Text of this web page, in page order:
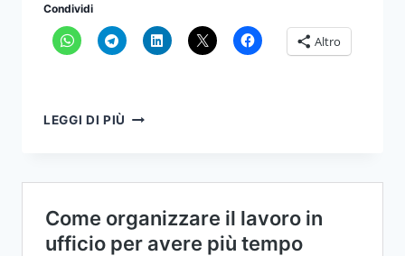
Condividi
Altro
LEGGI DI PIÙ
COMPETENZE
DIGITALI
CAMBIANO